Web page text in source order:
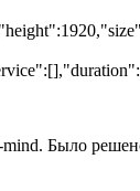
Было